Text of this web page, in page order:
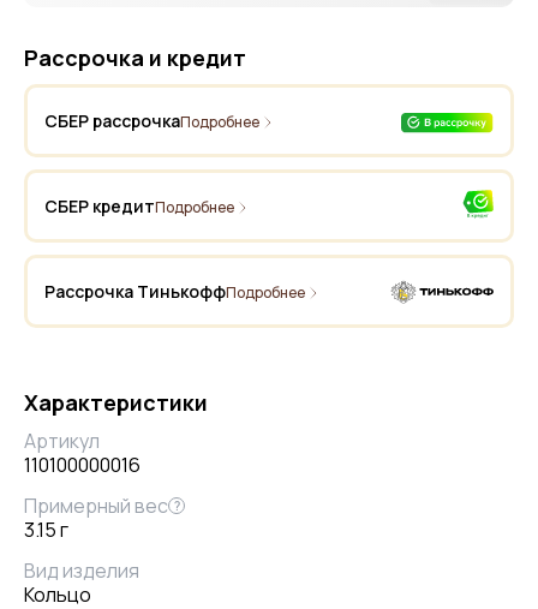
Рассрочка и кредит
СБЕР рассрочкаПодробнее
СБЕР кредитПодробнее
Рассрочка ТинькоффПодробнее
Характеристики
Артикул
110100000016
Примерный вес ?
3.15 г
Вид изделия
Кольцо